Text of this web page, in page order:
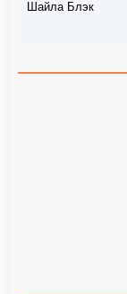
Шайла Блэк